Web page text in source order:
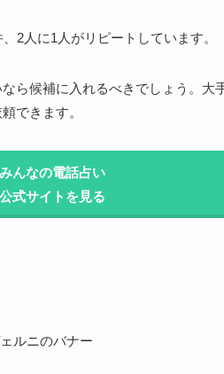
2人に1人がリピートしています。
ら候補に入れるべきでしょう。大
できます。
みんなの電話占い
公式サイトを見る